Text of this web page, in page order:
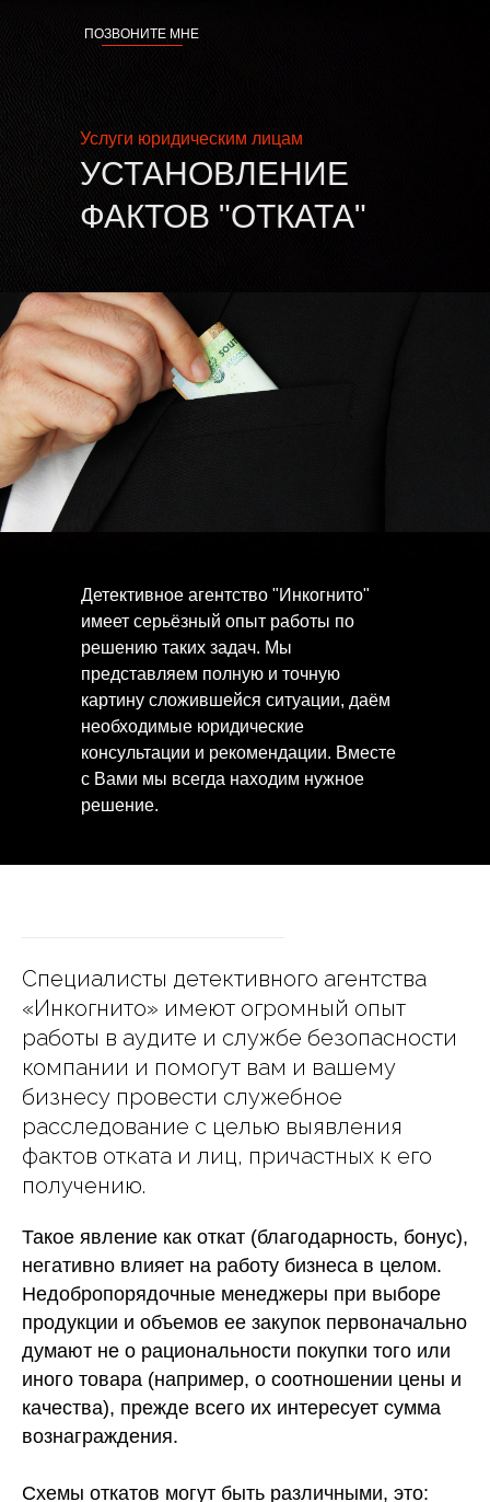
Услуги юридическим лицам
УСТАНОВЛЕНИЕ
ФАКТОВ "ОТКАТА"
ПОЗВОНИТЕ МНЕ
Детективное агентство "Инкогнито"
имеет серьёзный опыт работы по
решению таких задач. Мы
представляем полную и точную
картину сложившейся ситуации, даём
необходимые юридические
консультации и рекомендации. Вместе
с Вами мы всегда находим нужное
решение.
Специалисты детективного агентства
«Инкогнито» имеют огромный опыт
работы в аудите и службе безопасности
компании и помогут вам и вашему
бизнесу провести служебное
расследование с целью выявления
фактов отката и лиц, причастных к его
получению.
Такое явление как откат (благодарность, бонус),
негативно влияет на работу бизнеса в целом.
Недобропорядочные менеджеры при выборе
продукции и объемов ее закупок первоначально
думают не о рациональности покупки того или
иного товара (например, о соотношении цены и
качества), прежде всего их интересует сумма
вознаграждения.
Схемы откатов могут быть различными, это: